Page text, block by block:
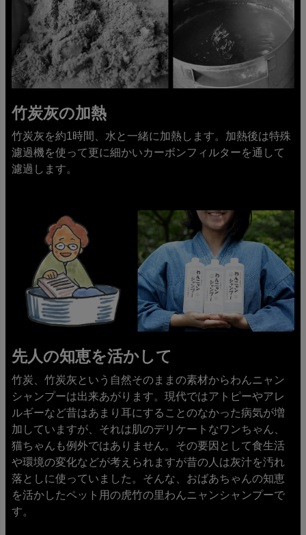
竹炭灰の加熱
竹炭灰を約1時間、水と一緒に加熱します。加熱後は特殊
濾過機を使って更に細かいカーボンフィルターを通して
濾過します。
先人の知恵を活かして
竹炭、竹炭灰という自然そのままの素材からわんニャン
シャンプーは出来あがります。現代ではアトピーやアレ
ルギーなど昔はあまり耳にすることのなかった病気が増
加していますが、それは肌のデリケートなワンちゃん、
猫ちゃんも例外ではありません。その要因として食生活
や環境の変化などが考えられますが昔の人は灰汁を汚れ
落としに使っていました。そんな、おばあちゃんの知恵
を活かしたペット用の虎竹の里わんニャンシャンプーで
す。